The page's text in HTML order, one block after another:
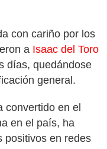
con cariño por los
a Isaac del Toro
días, quedándose
general.
convertido en el
en el país, ha
positivos en redes